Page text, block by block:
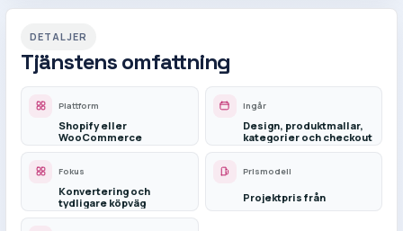
DETALJER
Tjänstens omfattning
Plattform
Shopify eller
WooCommerce
Ingår
Design, produktmallar,
kategorier och checkout
Fokus
Konvertering och
tydligare köpväg
Prismodell
Projektpris från